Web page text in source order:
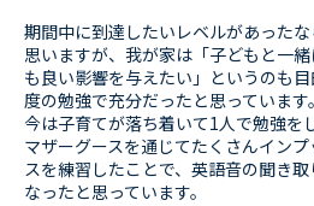
期間中に到達したいレベルがあった
思いますが、我が家は「子どもと一
も良い影響を与えたい」というのも
度の勉強で充分だったと思っています。
今は子育てが落ち着いて1人で勉強を
マザーグースを通じてたくさんイン
スを練習したことで、英語音の聞き
なったと思っています。